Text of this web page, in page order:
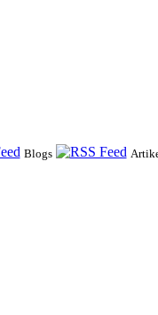
Blogs